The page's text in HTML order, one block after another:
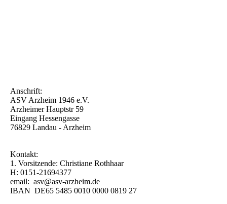
Anschrift:
ASV Arzheim 1946 e.V.
Arzheimer Hauptstr 59
Eingang Hessengasse
76829 Landau - Arzheim
Kontakt:
1. Vorsitzende: Christiane Rothhaar
H: 0151-21694377
email: asv@asv-arzheim.de
IBAN DE65 5485 0010 0000 0819 27